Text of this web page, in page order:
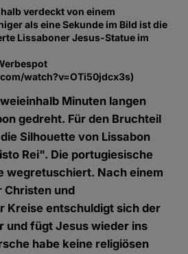
verdeckt von einem
als eine Sekunde im Bild ist die
Lissaboner Jesus-Statue im
watch?v=OTi50jdcx3s)
Minuten langen
gedreht. Für den Bruchteil
Silhouette von Lissabon
Rei". Die portugiesische
wegretuschiert. Nach einem
und
Kreise entschuldigt sich der
und fügt Jesus wieder ins
habe keine religiösen